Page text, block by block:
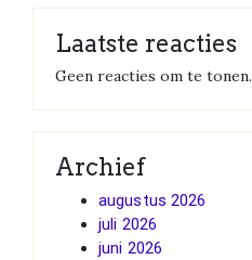
Laatste reacties
Geen reacties om te tonen.
Archief
augustus 2026
juli 2026
juni 2026